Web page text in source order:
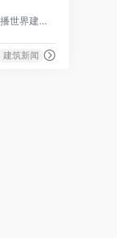
ArchDaily, 传播世界建筑: 为建筑专业人士时刻更新建筑新闻，竞赛和最新项目
建筑新闻